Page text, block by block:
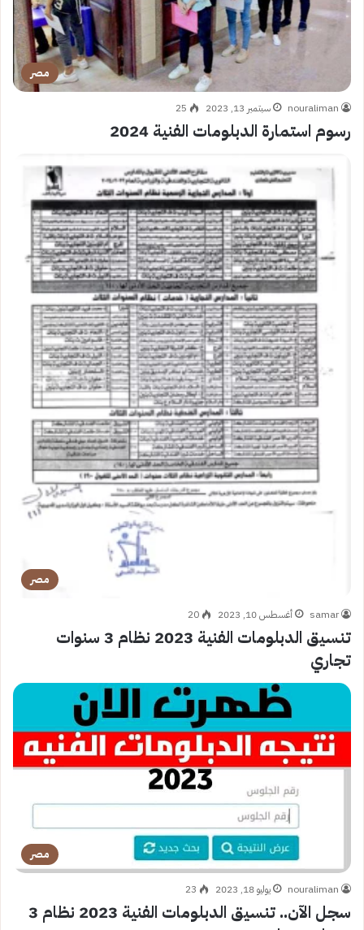
مصر
nouraliman سبتمبر 13, 2023 25
رسوم استمارة الدبلومات الفنية 2024
مصر
samar أغسطس 10, 2023 20
تنسيق الدبلومات الفنية 2023 نظام 3 سنوات
تجاري
مصر
nouraliman يوليو 18, 2023 23
سجل الآن.. تنسيق الدبلومات الفنية 2023 نظام 3